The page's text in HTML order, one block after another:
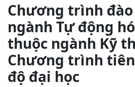
Chương trình
ngành Tự động
thuộc ngành Kỹ
Chương trình
độ đại học